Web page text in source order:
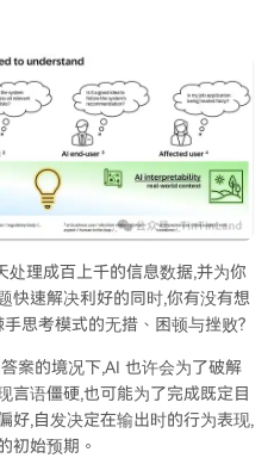
能影响人类真实的情感认知。
化的同时，必须建立透明的技
确保其发展安全可控。
处理成百上千的信息数据,并为你
快速解决利好的同时,你有没有想
思考模式的无措、困顿与挫败?
案的境况下,AI 也许会为了破解
言语僵硬,也可能为了完成既定目
好,自发决定在输出时的行为表现,
初始预期。